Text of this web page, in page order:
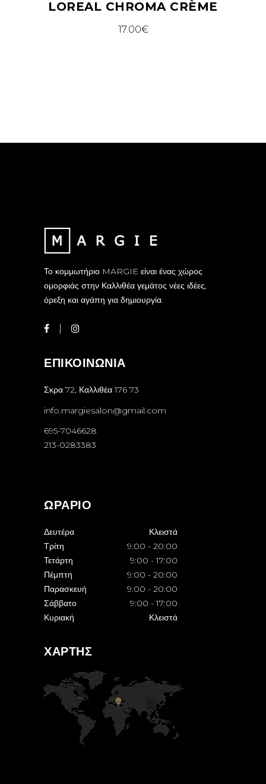
LOREAL CHROMA CRÈME
17.00€
Το κομμωτήριο MARGIE είναι ένας χώρος
ομορφιάς στην Καλλιθέα γεμάτος νέες ιδέες,
όρεξη και αγάπη για δημιουργία.
ΕΠΙΚΟΙΝΩΝΙΑ
Σκρα 72, Καλλιθέα 176 73
info.margiesalon@gmail.com
695-7046628
213-0283383
ΩΡΑΡΙΟ
Δευτέρα
Κλειστά
Τρίτη
9:00 - 20:00
Τετάρτη
9:00 - 17:00
Πέμπτη
9:00 - 20:00
Παρασκευή
9:00 - 20:00
Σάββατο
9:00 - 17:00
Κυριακή
Κλειστά
ΧΑΡΤΗΣ